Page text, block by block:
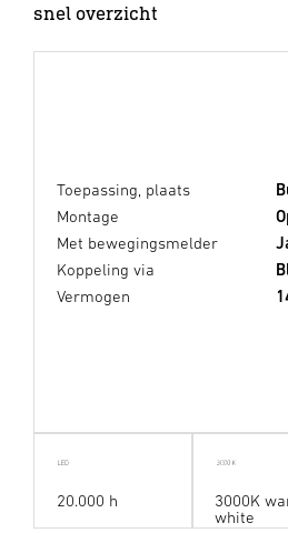
snel overzicht
Toepassing, plaats
Montage
Met bewegingsmelder
Koppeling via
Vermogen
20.000 h
3000K
white